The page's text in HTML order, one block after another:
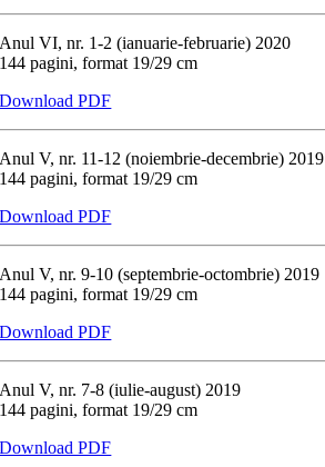
Anul VI, nr. 1-2 (ianuarie-februarie) 2020
144 pagini, format 19/29 cm
Download PDF
Anul V, nr. 11-12 (noiembrie-decembrie) 2019
144 pagini, format 19/29 cm
Download PDF
Anul V, nr. 9-10 (septembrie-octombrie) 2019
144 pagini, format 19/29 cm
Download PDF
Anul V, nr. 7-8 (iulie-august) 2019
144 pagini, format 19/29 cm
Download PDF